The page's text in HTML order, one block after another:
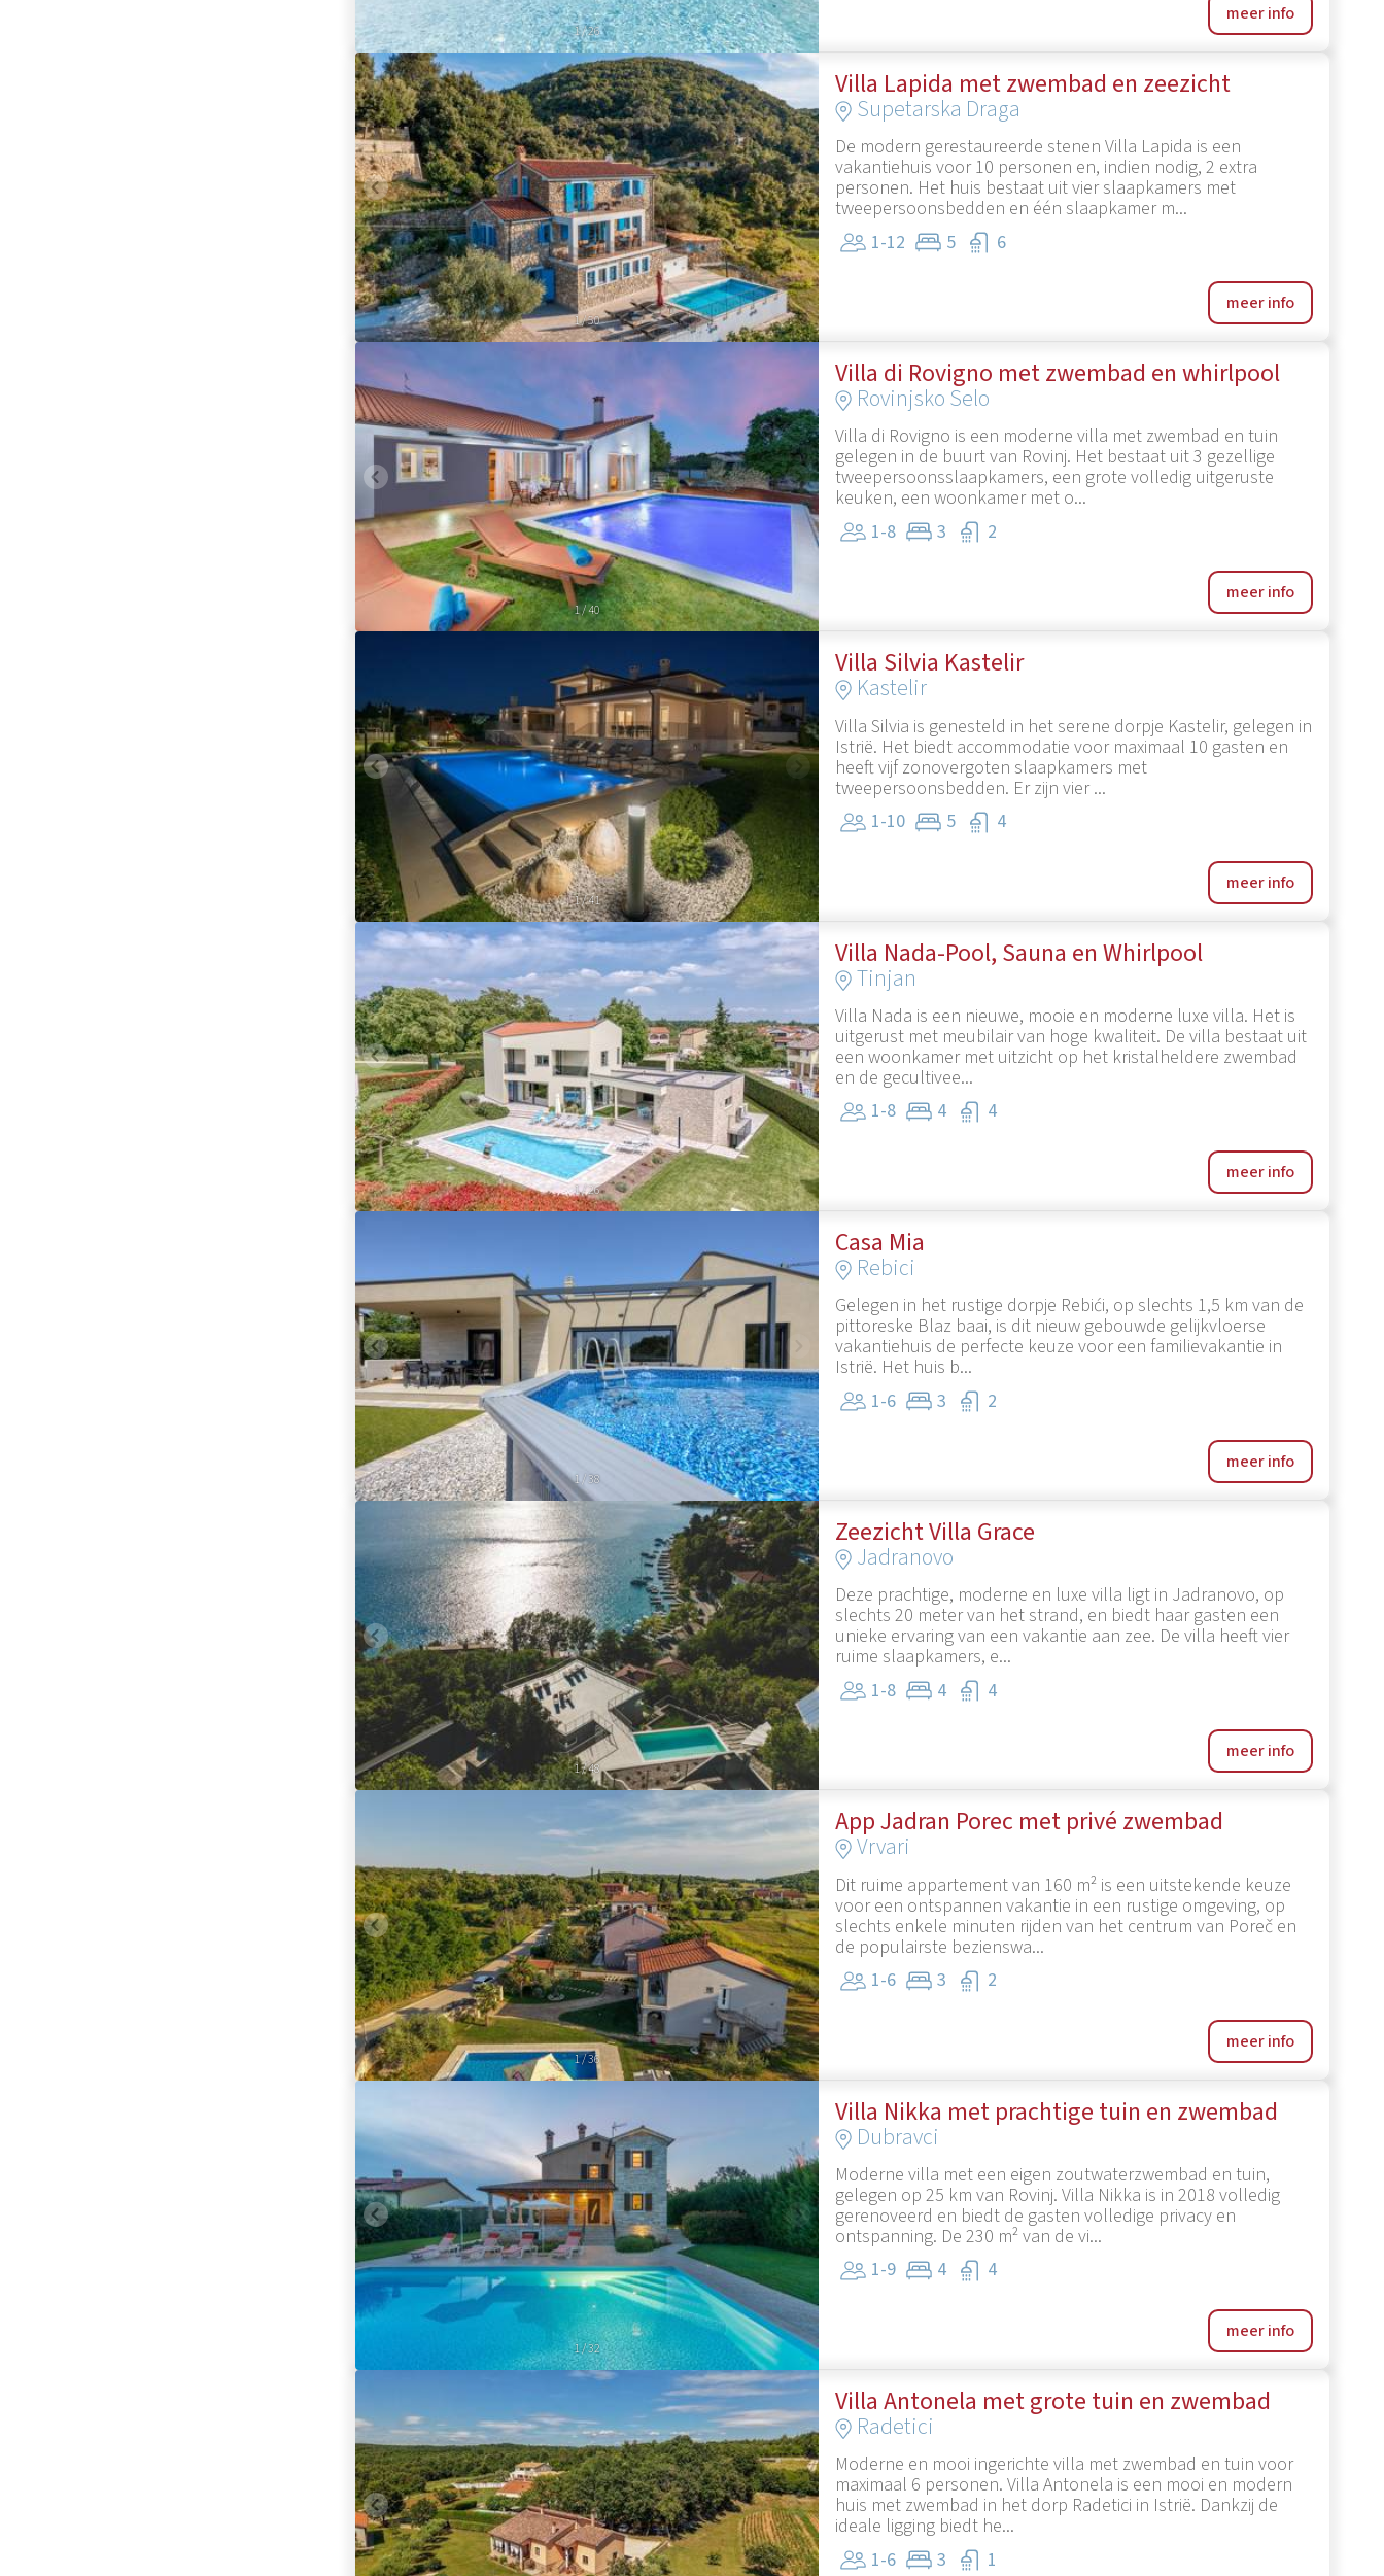
1/26
meer info
1/50
Villa Lapida met zwembad en zeezicht
Supetarska Draga
De modern gerestaureerde stenen Villa Lapida is een
vakantiehuis voor 10 personen en, indien nodig, 2 extra
personen. Het huis bestaat uit vier slaapkamers met
tweepersoonsbedden en één slaapkamer m...
1-12
5 6
meer info
1/40
Villa di Rovigno met zwembad en whirlpool
Rovinjsko Selo
Villa di Rovigno is een moderne villa met zwembad en tuin
gelegen in de buurt van Rovinj. Het bestaat uit 3 gezellige
tweepersoonsslaapkamers, een grote volledig uitgeruste
keuken, een woonkamer met o...
1-8
3 2
meer info
1/41
Villa Silvia Kastelir
Kastelir
Villa Silvia is genesteld in het serene dorpje Kastelir, gelegen in
Istrië. Het biedt accommodatie voor maximaal 10 gasten en
heeft vijf zonovergoten slaapkamers met
tweepersoonsbedden. Er zijn vier ...
1-10
5 4
meer info
1/26
Villa Nada-Pool, Sauna en Whirlpool
Tinjan
Villa Nada is een nieuwe, mooie en moderne luxe villa. Het is
uitgerust met meubilair van hoge kwaliteit. De villa bestaat uit
een woonkamer met uitzicht op het kristalheldere zwembad
en de gecultivee...
1-8
4 4
meer info
1/38
Casa Mia
Rebici
Gelegen in het rustige dorpje Rebići, op slechts 1,5 km van de
pittoreske Blaz baai, is dit nieuw gebouwde gelijkvloerse
vakantiehuis de perfecte keuze voor een familievakantie in
Istrië. Het huis b...
1-6
3 2
meer info
1/48
Zeezicht Villa Grace
Jadranovo
Deze prachtige, moderne en luxe villa ligt in Jadranovo, op
slechts 20 meter van het strand, en biedt haar gasten een
unieke ervaring van een vakantie aan zee. De villa heeft vier
ruime slaapkamers, e...
1-8
4 4
meer info
1/36
App Jadran Porec met privé zwembad
Vrvari
Dit ruime appartement van 160 m² is een uitstekende keuze
voor een ontspannen vakantie in een rustige omgeving, op
slechts enkele minuten rijden van het centrum van Poreč en
de populairste bezienswa...
1-6
3 2
meer info
1/32
Villa Nikka met prachtige tuin en zwembad
Dubravci
Moderne villa met een eigen zoutwaterzwembad en tuin,
gelegen op 25 km van Rovinj. Villa Nikka is in 2018 volledig
gerenoveerd en biedt de gasten volledige privacy en
ontspanning. De 230 m² van de vi...
1-9
4 4
meer info
Villa Antonela met grote tuin en zwembad
Radetici
Moderne en mooi ingerichte villa met zwembad en tuin voor
maximaal 6 personen. Villa Antonela is een mooi en modern
huis met zwembad in het dorp Radetici in Istrië. Dankzij de
ideale ligging biedt he...
1-6
3 1